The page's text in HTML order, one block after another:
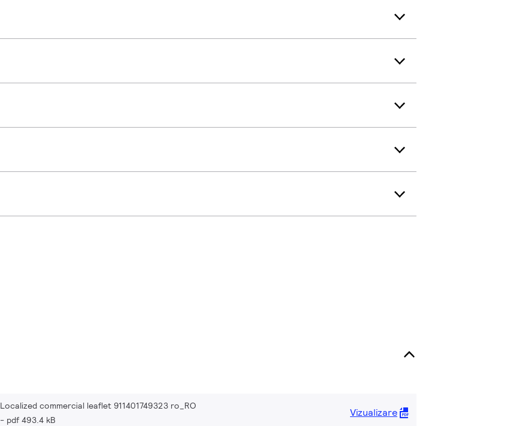
Localized commercial leaflet 911401749323 ro_RO
pdf 493.4 kB
Vizualizare